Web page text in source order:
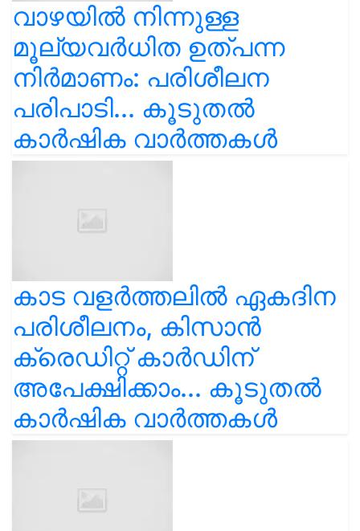
വാഴയിൽ നിന്നുള്ള
മൂല്യവർധിത ഉത്പന്ന
നിർമാണം: പരിശീലന
പരിപാടി... കൂടുതൽ
കാർഷിക വാർത്തകൾ
കാട വളര്‍ത്തലിൽ ഏകദിന
പരിശീലനം, കിസാൻ
ക്രെഡിറ്റ് കാർഡിന്
അപേക്ഷിക്കാം... കൂടുതൽ
കാർഷിക വാർത്തകൾ